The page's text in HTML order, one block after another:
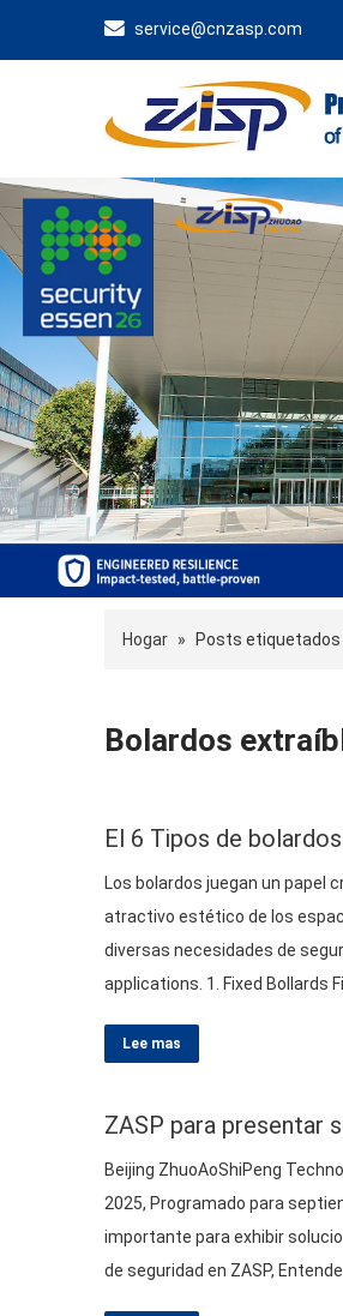
service@cnzasp.com
Hogar » Posts
Bolardos
El 6 Tipos de
Los bolardos juegan un papel
atractivo estético de los
diversas necesidades de
applications . 1. Fixed Bollards
Lee mas
ZASP para presentar
Beijing ZhuoAoShiPeng
2025, Programado para
importante para exhibir
de seguridad en ZASP,